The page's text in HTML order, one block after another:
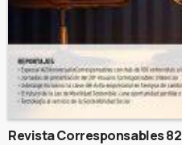
Revista Corresponsables 82